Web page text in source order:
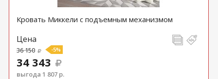
Кровать Миккели с подъемным механизмом
Цена
36 150 -5%
34 343
выгода 1 807 р.